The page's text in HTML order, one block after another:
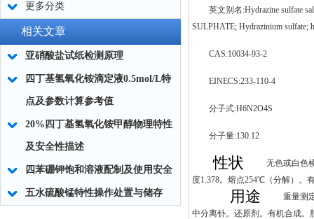
更多分类
相关文章
亚硝酸盐试纸检测原理
四丁基氢氧化铵滴定液0.5mol/L特
点及参数计算参考值
20%四丁基氢氧化铵甲醇物理特性
及安全性描述
四苯硼钾饱和溶液配制及使用安全
五水硫酸锰特性操作处置与储存
英文别名:Hydrazine sulfate
SULPHATE; Hydrazinium sulfate;
CAS:10034-93-2
EINECS:233-110-4
分子式:H6N2O4S
分子量:130.12
性状
无色或白色
度1.378。熔点254℃（分解）。
用途
重量测
中分离钋。还原剂。有机合成。